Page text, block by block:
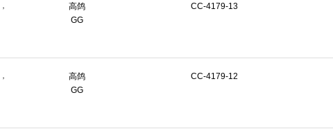
高鸽
GG
CC-4179-13
高鸽
GG
CC-4179-12